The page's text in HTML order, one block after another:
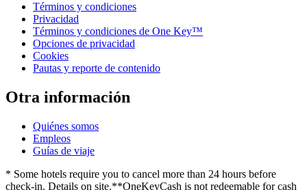
Términos y condiciones
Privacidad
Términos y condiciones de One Key™
Opciones de privacidad
Cookies
Pautas y reporte de contenido
Otra información
Quiénes somos
Empleos
Guías de viaje
* Some hotels require you to cancel more than 24 hours before
check-in. Details on site.**OneKeyCash is not redeemable for cash